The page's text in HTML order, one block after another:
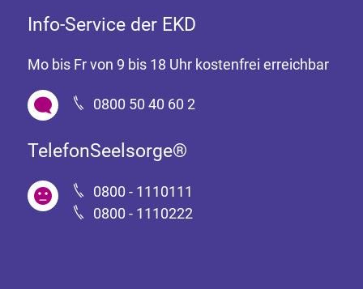
Info-Service der EKD
Mo bis Fr von 9 bis 18 Uhr kostenfrei erreichbar
0800 50 40 60 2
TelefonSeelsorge®
0800 - 1110111
0800 - 1110222